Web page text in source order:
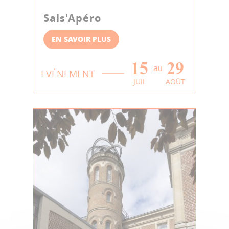
Sals'Apéro
EN SAVOIR PLUS
EVÉNEMENT 15
JUIL
au 29
AOÛT